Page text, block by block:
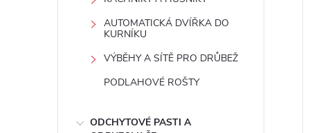
AUTOMATICKÁ DVÍŘKA DO
KURNÍKU
VÝBĚHY A SÍTĚ PRO DRŮBEŽ
PODLAHOVÉ ROŠTY
ODCHYTOVÉ PASTI A